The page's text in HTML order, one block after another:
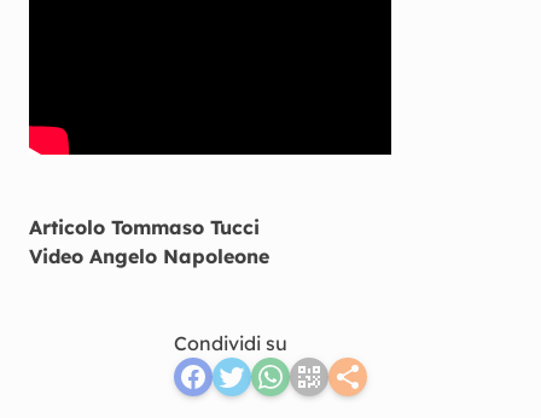
Articolo Tommaso Tucci
Video Angelo Napoleone
Condividi su